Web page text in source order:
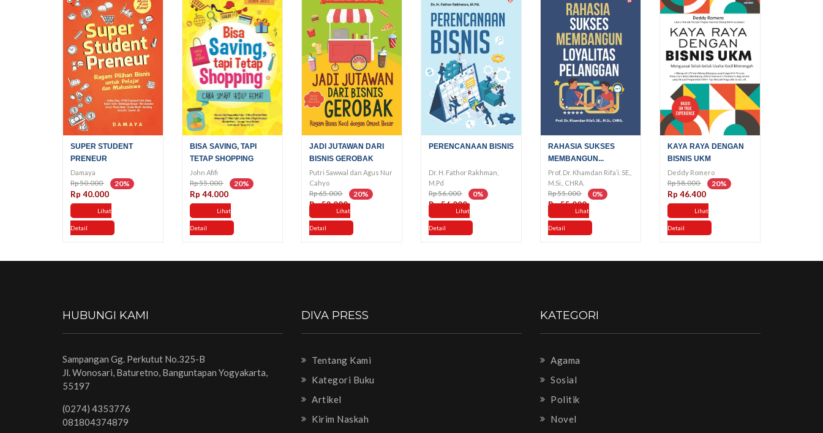
SUPER STUDENT
PRENEUR
Damaya
Rp 50.000 20%
Rp 40.000
Lihat
Detail
BISA SAVING, TAPI
TETAP SHOPPING
John Afifi
Rp 55.000 20%
Rp 44.000
Lihat
Detail
JADI JUTAWAN DARI
BISNIS GEROBAK
Putri Sawwal dan Agus Nur
Cahyo
Rp 65.000 20%
Rp 52.000
Lihat
Detail
PERENCANAAN BISNIS
Dr. H. Fathor Rakhman,
M.Pd
Rp 56.000 0%
Rp 56.000
Lihat
Detail
RAHASIA SUKSES
MEMBANGUN...
Prof. Dr. Khamdan Rifa’i. SE.,
M.Si., CHRA.
Rp 55.000 0%
Rp 55.000
Lihat
Detail
KAYA RAYA DENGAN
BISNIS UKM
Deddy Romero
Rp 58.000 20%
Rp 46.400
Lihat
Detail
HUBUNGI KAMI
Sampangan Gg. Perkutut No.325-B
Jl. Wonosari, Baturetno, Banguntapan Yogyakarta,
55197
(0274) 4353776
081804374879
DIVA PRESS
Tentang Kami
Kategori Buku
Artikel
Kirim Naskah
KATEGORI
Agama
Sosial
Politik
Novel